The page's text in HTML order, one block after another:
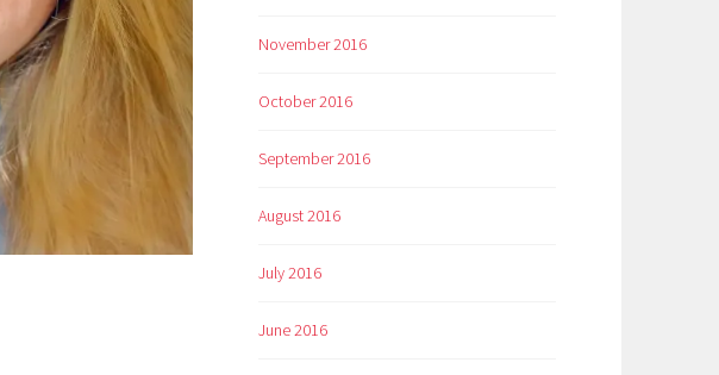
November 2016
October 2016
September 2016
August 2016
July 2016
June 2016